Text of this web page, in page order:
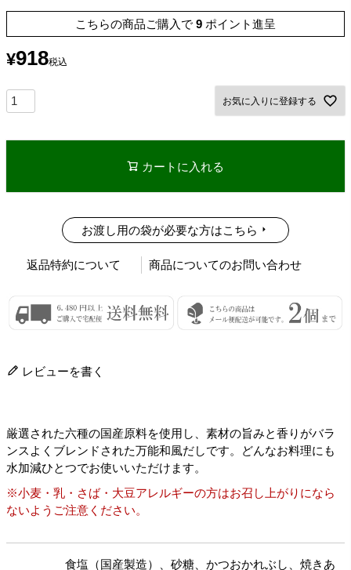
こちらの商品ご購入で 9 ポイント進呈
¥918税込
お気に入りに登録する
カートに入れる
お渡し用の袋が必要な方はこちら
返品特約について 商品についてのお問い合わせ
レビューを書く
厳選された六種の国産原料を使用し、素材の旨みと香りがバラ
ンスよくブレンドされた万能和風だしです。どんなお料理にも
水加減ひとつでお使いいただけます。
※小麦・乳・さば・大豆アレルギーの方はお召し上がりになら
ないようご注意ください。
食塩（国産製造）、砂糖、かつおかれぶし、焼きあ